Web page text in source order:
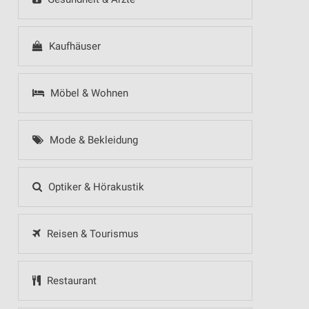
Kaufhäuser
Möbel & Wohnen
Mode & Bekleidung
Optiker & Hörakustik
Reisen & Tourismus
Restaurant